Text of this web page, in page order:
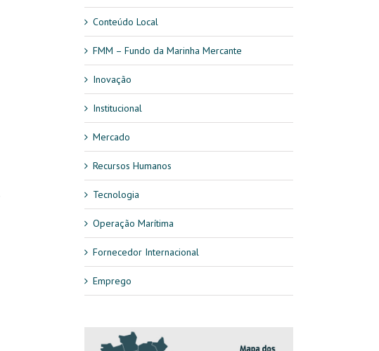
Conteúdo Local
FMM – Fundo da Marinha Mercante
Inovação
Institucional
Mercado
Recursos Humanos
Tecnologia
Operação Marítima
Fornecedor Internacional
Emprego